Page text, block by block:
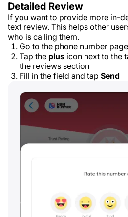
Detailed Review
If you want to provide more in-
text review. This helps other
who is calling them.
Go to the phone number page
Tap the plus icon next to the
the reviews section
Fill in the field and tap Send